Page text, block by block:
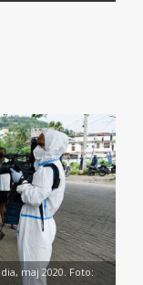
maj 2020. Foto: